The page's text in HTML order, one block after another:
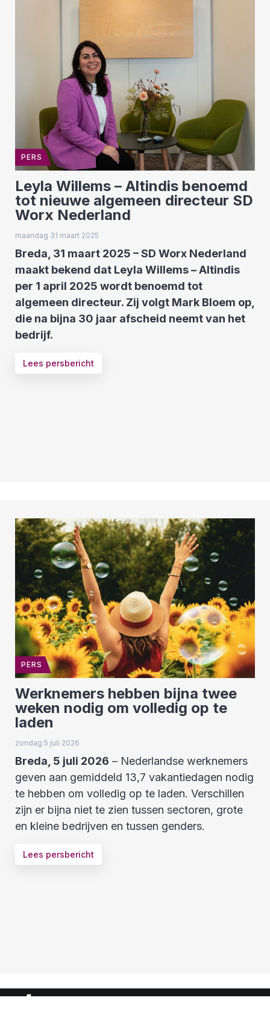
PERS
Leyla Willems – Altindis benoemd
tot nieuwe algemeen directeur SD
Worx Nederland
maandag 31 maart 2025
Breda, 31 maart 2025 – SD Worx Nederland
maakt bekend dat Leyla Willems – Altindis
per 1 april 2025 wordt benoemd tot
algemeen directeur. Zij volgt Mark Bloem op,
die na bijna 30 jaar afscheid neemt van het
bedrijf.
Lees persbericht
PERS
Werknemers hebben bijna twee
weken nodig om volledig op te
laden
zondag 5 juli 2026
Breda, 5 juli 2026 – Nederlandse werknemers
geven aan gemiddeld 13,7 vakantiedagen nodig
te hebben om volledig op te laden. Verschillen
zijn er bijna niet te zien tussen sectoren, grote
en kleine bedrijven en tussen genders.
Lees persbericht